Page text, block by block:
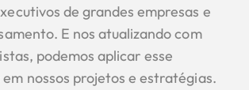
de grandes empresas e
E nos atualizando com
podemos aplicar esse
nossos projetos e estratégias.